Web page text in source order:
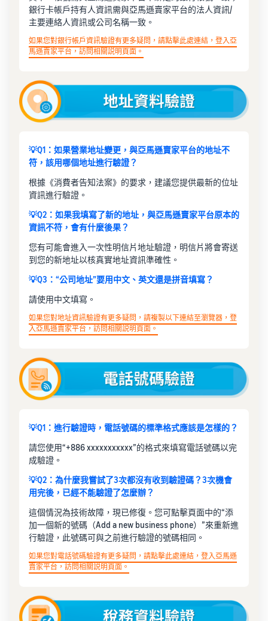
銀行卡帳戶持有人資訊需與亞馬遜賣家平台的法人資訊/
主要連絡人資訊或公司名稱一致。
如果您對銀行帳戶資訊驗證有更多疑問，請點擊此處連結，登入亞
馬遜賣家平台，訪問相關説明頁面。
💡Q1：如果營業地址變更，與亞馬遜賣家平台的地址不
符，該用哪個地址進行驗證？
根據《消費者告知法案》的要求，建議您提供最新的位址
資訊進行驗證。
💡Q2：如果我填寫了新的地址，與亞馬遜賣家平台原本的
資訊不符，會有什麼後果？
您有可能會進入一次性明信片地址驗證，明信片將會寄送
到您的新地址以核真實地址資訊準確性。
💡Q3：“公司地址”要用中文、英文還是拼音填寫？
請使用中文填寫。
如果您對地址資訊驗證有更多疑問，請複製以下連結至瀏覽器，登
入亞馬遜賣家平台，訪問相關説明頁面。
💡Q1：進行驗證時，電話號碼的標準格式應該是怎樣的？
請您使用“+886 xxxxxxxxxxx”的格式來填寫電話號碼以完
成驗證。
💡Q2：為什麼我嘗試了3次都沒有收到驗證碼？3次機會
用完後，已經不能驗證了怎麼辦？
這個情況為技術故障，現已修復。您可點擊頁面中的“添
加一個新的號碼（Add a new business phone）”來重新進
行驗證，此號碼可與之前進行驗證的號碼相同。
如果您對電話號碼驗證有更多疑問，請點擊此處連結，登入亞馬遜
賣家平台，訪問相關説明頁面。